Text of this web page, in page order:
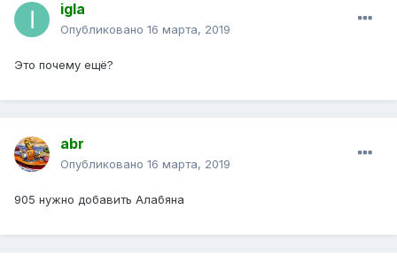
igla
Опубликовано 16 марта, 2019
Это почему ещё?
abr
Опубликовано 16 марта, 2019
905 нужно добавить Алабяна